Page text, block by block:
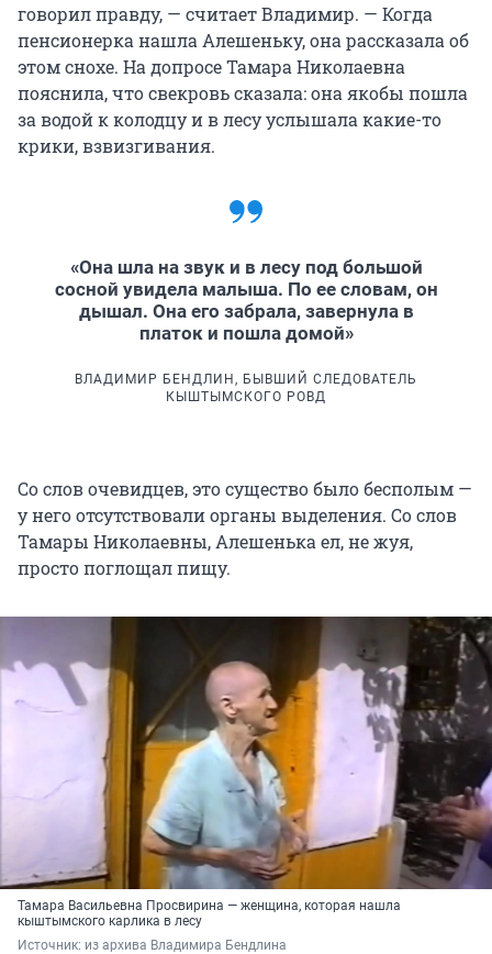
говорил правду, — считает Владимир. — Когда
пенсионерка нашла Алешеньку, она рассказала об
этом снохе. На допросе Тамара Николаевна
пояснила, что свекровь сказала: она якобы пошла
за водой к колодцу и в лесу услышала какие-то
крики, взвизгивания.
«Она шла на звук и в лесу под большой
сосной увидела малыша. По ее словам, он
дышал. Она его забрала, завернула в
платок и пошла домой»
ВЛАДИМИР БЕНДЛИН, БЫВШИЙ СЛЕДОВАТЕЛЬ
КЫШТЫМСКОГО РОВД
Со слов очевидцев, это существо было бесполым —
у него отсутствовали органы выделения. Со слов
Тамары Николаевны, Алешенька ел, не жуя,
просто поглощал пищу.
Тамара Васильевна Просвирина — женщина, которая нашла
кыштымского карлика в лесу
Источник: из архива Владимира Бендлина